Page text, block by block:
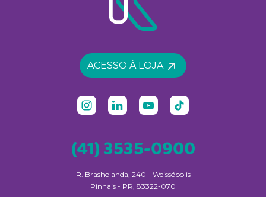
ACESSO À LOJA
(41) 3535-0900
R. Brasholanda, 240 - Weissópolis
Pinhais - PR, 83322-070